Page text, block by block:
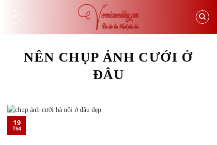
NÊN CHỤP ẢNH CƯỚI Ở
ĐÂU
19
Th4